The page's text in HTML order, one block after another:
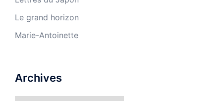
Le grand horizon
Marie-Antoinette
Archives